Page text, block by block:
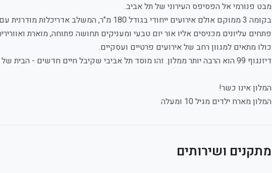
מבט פנורמי אל הפסיפס העירוני של תל אביב.
בקומה 3 ממוקם אולם אירועים ייחודי בגודל 180
פתחים עליונים מכניסים אליו אור יום טבעי ומעניקים תחושה פתוחה, מוארת
כולו מתאים למגוון רחב של אירועים פרטיים ועסקיים.
דיזנגוף 99 הוא הרבה יותר ממלון. זהו מוסד תל אביבי שקיבל חיים חדשים - הבית של המלונאות החדשה בלב העיר ללא הפסקה.
המלון אינו כשר!
המלון מארח ילדים מגיל 10 ומעלה
מתקנים ושירותים